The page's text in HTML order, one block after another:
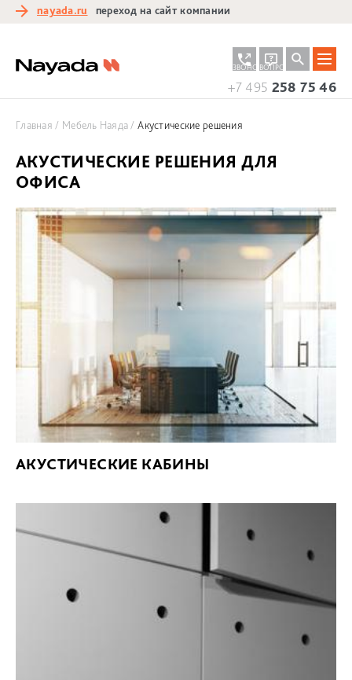
nayada.ru переход на сайт компании
ЗАКАЗАТЬ
ЗВОНОК
ЗАДАТЬ
ВОПРОС
+7 495 258 75 46
Главная Мебель Наяда Акустические решения
АКУСТИЧЕСКИЕ РЕШЕНИЯ ДЛЯ
ОФИСА
АКУСТИЧЕСКИЕ КАБИНЫ